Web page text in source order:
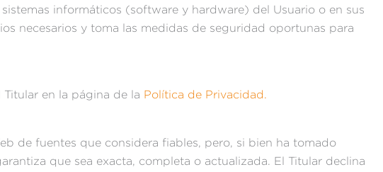
informáticos (software y hardware) del Usuario o en sus
necesarios y toma las medidas de seguridad oportunas para
en la página de la Política de Privacidad.
de fuentes que considera fiables, pero, si bien ha tomado
que sea exacta, completa o actualizada. El Titular declina